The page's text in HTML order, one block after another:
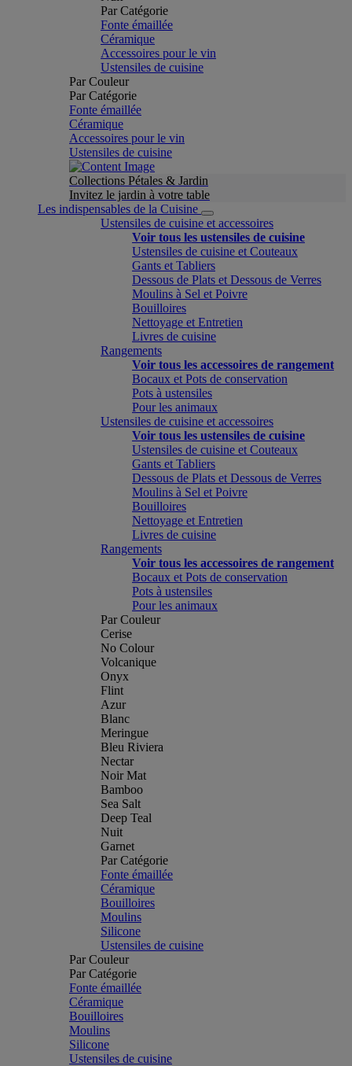
Par Catégorie
Fonte émaillée
Céramique
Accessoires pour le vin
Ustensiles de cuisine
Par Couleur
Par Catégorie
Fonte émaillée
Céramique
Accessoires pour le vin
Ustensiles de cuisine
Collections Pétales & Jardin
Invitez le jardin à votre table
Les indispensables de la Cuisine
Ustensiles de cuisine et accessoires
Voir tous les ustensiles de cuisine
Ustensiles de cuisine et Couteaux
Gants et Tabliers
Dessous de Plats et Dessous de Verres
Moulins à Sel et Poivre
Bouilloires
Nettoyage et Entretien
Livres de cuisine
Rangements
Voir tous les accessoires de rangement
Bocaux et Pots de conservation
Pots à ustensiles
Pour les animaux
Ustensiles de cuisine et accessoires
Voir tous les ustensiles de cuisine
Ustensiles de cuisine et Couteaux
Gants et Tabliers
Dessous de Plats et Dessous de Verres
Moulins à Sel et Poivre
Bouilloires
Nettoyage et Entretien
Livres de cuisine
Rangements
Voir tous les accessoires de rangement
Bocaux et Pots de conservation
Pots à ustensiles
Pour les animaux
Par Couleur
Cerise
No Colour
Volcanique
Onyx
Flint
Azur
Blanc
Meringue
Bleu Riviera
Nectar
Noir Mat
Bamboo
Sea Salt
Deep Teal
Nuit
Garnet
Par Catégorie
Fonte émaillée
Céramique
Bouilloires
Moulins
Silicone
Ustensiles de cuisine
Par Couleur
Par Catégorie
Fonte émaillée
Céramique
Bouilloires
Moulins
Silicone
Ustensiles de cuisine